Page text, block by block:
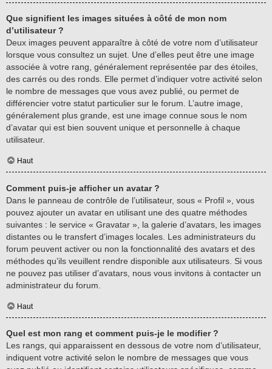
Que signifient les images situées à côté de mon nom
d’utilisateur ?
Deux images peuvent apparaître à côté de votre nom d’utilisateur
lorsque vous consultez un sujet. Une d’elles peut être une image
associée à votre rang, généralement représentée par des étoiles,
des carrés ou des ronds. Elle permet d’indiquer votre activité selon
le nombre de messages que vous avez publié, ou permet de
différencier votre statut particulier sur le forum. L’autre image,
généralement plus grande, est une image connue sous le nom
d’avatar qui est bien souvent unique et personnelle à chaque
utilisateur.
Haut
Comment puis-je afficher un avatar ?
Dans le panneau de contrôle de l’utilisateur, sous « Profil », vous
pouvez ajouter un avatar en utilisant une des quatre méthodes
suivantes : le service « Gravatar », la galerie d’avatars, les images
distantes ou le transfert d’images locales. Les administrateurs du
forum peuvent activer ou non la fonctionnalité des avatars et des
méthodes qu’ils veuillent rendre disponible aux utilisateurs. Si vous
ne pouvez pas utiliser d’avatars, nous vous invitons à contacter un
administrateur du forum.
Haut
Quel est mon rang et comment puis-je le modifier ?
Les rangs, qui apparaissent en dessous de votre nom d’utilisateur,
indiquent votre activité selon le nombre de messages que vous